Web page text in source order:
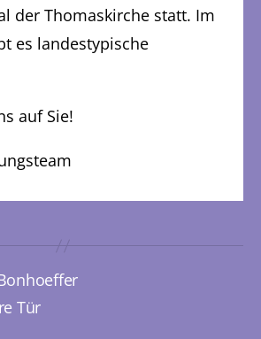
der Thomaskirche statt. Im
es landestypische
auf Sie!
Tür